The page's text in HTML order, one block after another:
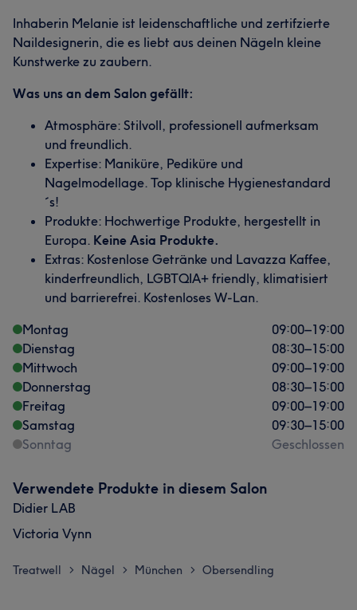
Inhaberin Melanie ist leidenschaftliche und zertifzierte
Naildesignerin, die es liebt aus deinen Nägeln kleine
Kunstwerke zu zaubern.
Was uns an dem Salon gefällt:
Atmosphäre: Stilvoll, professionell aufmerksam
und freundlich.
Expertise: Maniküre, Pediküre und
Nagelmodellage. Top klinische Hygienestandard
´s!
Produkte: Hochwertige Produkte, hergestellt in
Europa. Keine Asia Produkte.
Extras: Kostenlose Getränke und Lavazza Kaffee,
kinderfreundlich, LGBTQIA+ friendly, klimatisiert
und barrierefrei. Kostenloses W-Lan.
Montag
09:00–19:00
Dienstag
08:30–15:00
Mittwoch
09:00–19:00
Donnerstag
08:30–15:00
Freitag
09:00–19:00
Samstag
09:30–15:00
Sonntag
Geschlossen
Verwendete Produkte in diesem Salon
Didier LAB
Victoria Vynn
Treatwell > Nägel > München > Obersendling